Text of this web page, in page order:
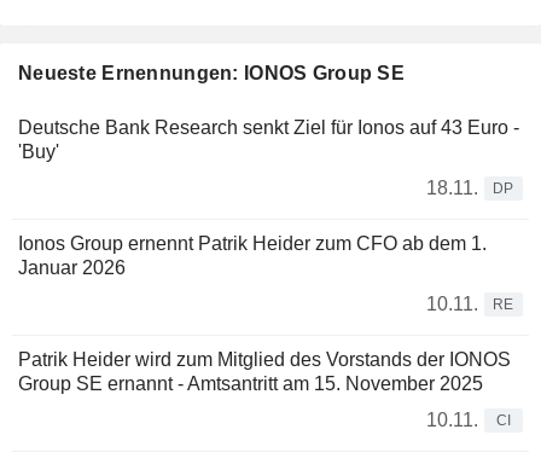
Neueste Ernennungen: IONOS Group SE
Deutsche Bank Research senkt Ziel für Ionos auf 43 Euro -
'Buy'
18.11.
DP
Ionos Group ernennt Patrik Heider zum CFO ab dem 1.
Januar 2026
10.11.
RE
Patrik Heider wird zum Mitglied des Vorstands der IONOS
Group SE ernannt - Amtsantritt am 15. November 2025
10.11.
CI